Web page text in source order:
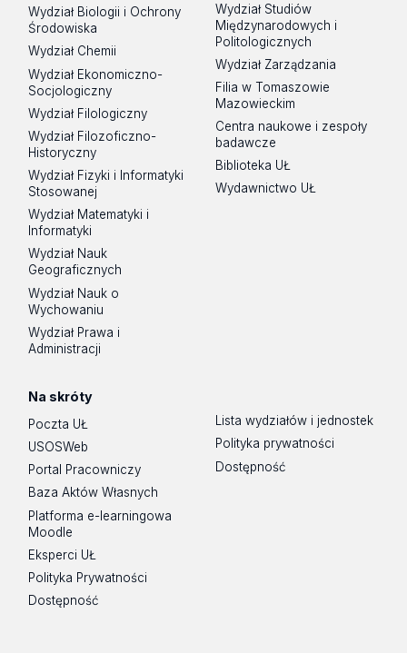
Wydział Biologii i Ochrony
Środowiska
Wydział Chemii
Wydział Ekonomiczno-
Socjologiczny
Wydział Filologiczny
Wydział Filozoficzno-
Historyczny
Wydział Fizyki i Informatyki
Stosowanej
Wydział Matematyki i
Informatyki
Wydział Nauk
Geograficznych
Wydział Nauk o
Wychowaniu
Wydział Prawa i
Administracji
Wydział Studiów
Międzynarodowych i
Politologicznych
Wydział Zarządzania
Filia w Tomaszowie
Mazowieckim
Centra naukowe i zespoły
badawcze
Biblioteka UŁ
Wydawnictwo UŁ
Na skróty
Poczta UŁ
USOSWeb
Portal Pracowniczy
Baza Aktów Własnych
Platforma e-learningowa
Moodle
Eksperci UŁ
Polityka Prywatności
Dostępność
Lista wydziałów i jednostek
Polityka prywatności
Dostępność